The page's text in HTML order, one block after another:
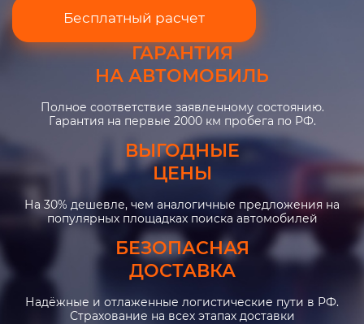
Бесплатный расчет
ГАРАНТИЯ
НА АВТОМОБИЛЬ
Полное соответствие заявленному состоянию.
Гарантия на первые 2000 км пробега по РФ.
ВЫГОДНЫЕ
ЦЕНЫ
На 30% дешевле, чем аналогичные предложения на
популярных площадках поиска автомобилей
БЕЗОПАСНАЯ
ДОСТАВКА
Надёжные и отлаженные логистические пути в РФ.
Страхование на всех этапах доставки